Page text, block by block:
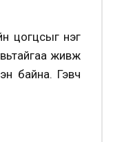
цогцсыг нэг
живж
байна. Гэвч